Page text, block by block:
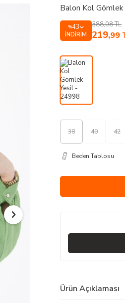
Balon Kol
%43
İNDIRIM
388,08TL
219,99
38 40 42
Beden Tablosu
Ürün Açıklaması